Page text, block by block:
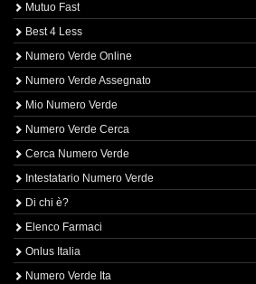
Mutuo Fast
Best 4 Less
Numero Verde Online
Numero Verde Assegnato
Mio Numero Verde
Numero Verde Cerca
Cerca Numero Verde
Intestatario Numero Verde
Di chi è?
Elenco Farmaci
Onlus Italia
Numero Verde Ita